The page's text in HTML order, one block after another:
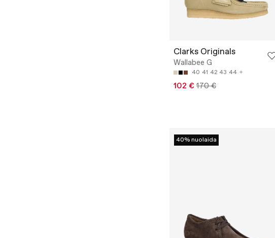
Clarks Originals
Wallabee G
40 41 42 43 44
102 € 170 €
40% nuolaida